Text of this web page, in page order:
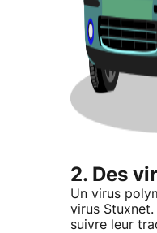
2. Des
Un virus
virus
suivre leur